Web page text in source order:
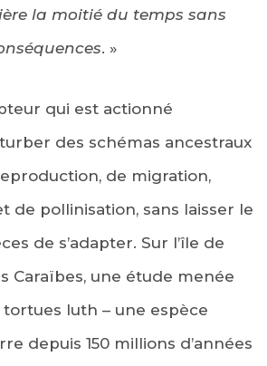
la moitié du temps sans
. »
qui est actionné
des schémas ancestraux
de migration,
de pollinisation, sans laisser le
de s’adapter. Sur l’île de
Caraïbes, une étude menée
tortues luth – une espèce
depuis 150 millions d’années